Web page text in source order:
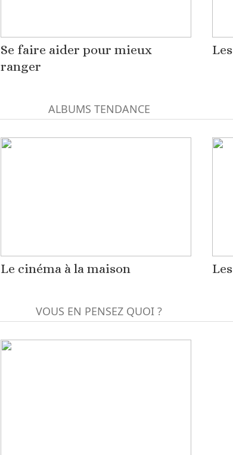
Se faire aider pour mieux
ranger
ALBUMS TENDANCE
Le cinéma à la maison
VOUS EN PENSEZ QUOI ?